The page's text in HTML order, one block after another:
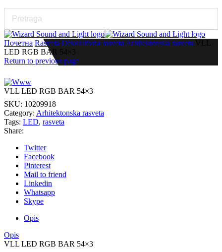
Почетна Rasveta Dekorativna rasveta Arhitektonska rasveta VLL
LED RGB BAR 54×3
Return to previous page
VLL LED RGB BAR 54×3
SKU: 10209918
Category: Arhitektonska rasveta
Tags: LED, rasveta
Share:
Twitter
Facebook
Pinterest
Mail to friend
Linkedin
Whatsapp
Skype
Opis
Opis
VLL LED RGB BAR 54×3